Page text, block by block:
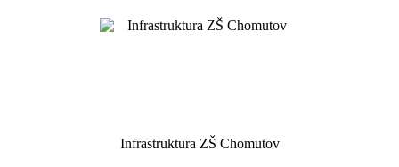
Infrastruktura ZŠ Chomutov